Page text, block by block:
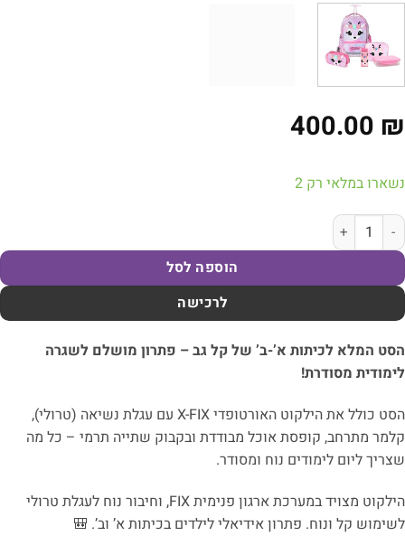
400.00
במלאי רק 2
של מארז קל גב לכיתות א'-ב' - איילה בצבע ורוד
הוספה לסל
לרכישה
המלא לכיתות א’-ב’ של קל גב – פתרון מושלם לשגרה
מסודרת!
הסט כולל את הילקוט האורטופדי X-FIX עם עגלת נשיאה (טרולי),
מתרחב, קופסת אוכל מבודדת ובקבוק שתייה תרמי – כל מה
ליום לימודים נוח ומסודר.
הילקוט מצויד במערכת ארגון פנימית FIX, וחיבור נוח לעגלת טרולי
קל ונוח. פתרון אידיאלי לילדים בכיתות א’ וב’. 🎒